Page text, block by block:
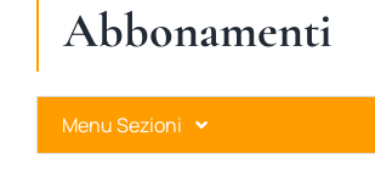
Abbonamenti
Menu Sezioni